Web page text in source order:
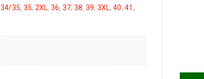
34/35, 35, 2XL, 36, 37, 38, 39, 3XL, 40, 41 ,